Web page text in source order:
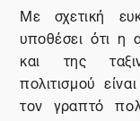
Με σχετική
υποθέσει ότι η
και της
πολιτισμού
τον γραπτό